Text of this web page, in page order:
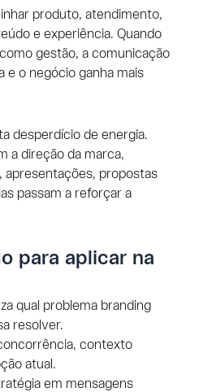
produto, atendimento,
e experiência. Quando
gestão, a comunicação
e o negócio ganha mais
desperdício de energia.
a direção da marca,
apresentações, propostas
passam a reforçar a
para aplicar na
qual problema branding
resolver.
contexto
atual.
em mensagens